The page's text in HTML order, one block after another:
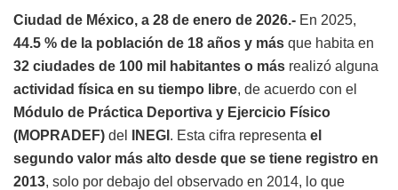
Ciudad de México, a 28 de enero de 2026.- En 2025,
44.5 % de la población de 18 años y más que habita en
32 ciudades de 100 mil habitantes o más realizó alguna
actividad física en su tiempo libre, de acuerdo con el
Módulo de Práctica Deportiva y Ejercicio Físico
(MOPRADEF) del INEGI . Esta cifra representa el
segundo valor más alto desde que se tiene registro en
2013, solo por debajo del observado en 2014, lo que